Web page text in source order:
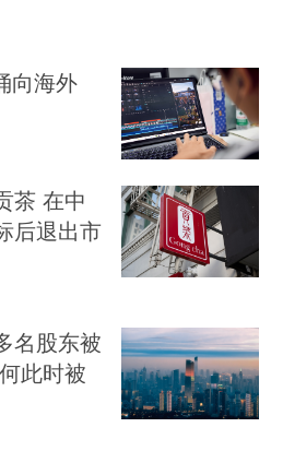
向海外
茶 在中
后退出市
名股东被
此时被